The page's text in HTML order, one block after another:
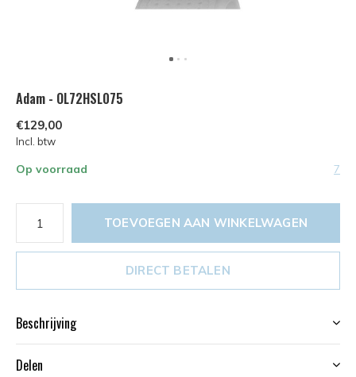
Adam - OL72HSL075
€129,00
Incl. btw
Op voorraad 7
TOEVOEGEN AAN WINKELWAGEN
DIRECT BETALEN
Beschrijving
Delen